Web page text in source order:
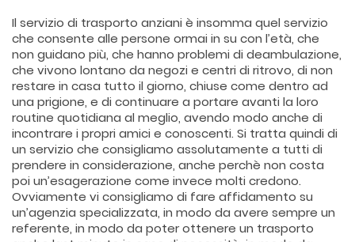
Il servizio di trasporto anziani è insomma quel servizio
che consente alle persone ormai in su con l’età, che
non guidano più, che hanno problemi di deambulazione,
che vivono lontano da negozi e centri di ritrovo, di non
restare in casa tutto il giorno, chiuse come dentro ad
una prigione, e di continuare a portare avanti la loro
routine quotidiana al meglio, avendo modo anche di
incontrare i propri amici e conoscenti. Si tratta quindi di
un servizio che consigliamo assolutamente a tutti di
prendere in considerazione, anche perchè non costa
poi un’esagerazione come invece molti credono.
Ovviamente vi consigliamo di fare affidamento su
un’agenzia specializzata, in modo da avere sempre un
referente, in modo da poter ottenere un trasporto